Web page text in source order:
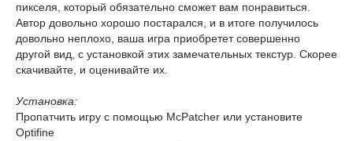
пикселя, который обязательно сможет вам понравиться.
Автор довольно хорошо постарался, и в итоге получилось
довольно неплохо, ваша игра приобретет совершенно
другой вид, с установкой этих замечательных текстур. Скорее
скачивайте, и оценивайте их.
Установка:
Пропатчить игру с помощью McPatcher или установите
Optifine